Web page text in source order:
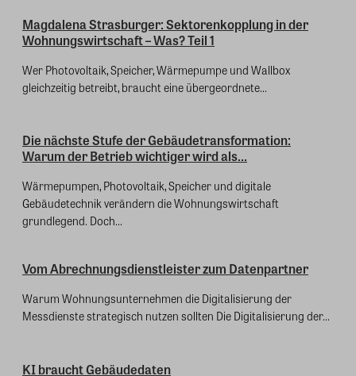
Magdalena Strasburger: Sektorenkopplung in der
Wohnungswirtschaft – Was? Teil 1
Wer Photovoltaik, Speicher, Wärmepumpe und Wallbox
gleichzeitig betreibt, braucht eine übergeordnete...
Die nächste Stufe der Gebäudetransformation:
Warum der Betrieb wichtiger wird als...
Wärmepumpen, Photovoltaik, Speicher und digitale
Gebäudetechnik verändern die Wohnungswirtschaft
grundlegend. Doch...
Vom Abrechnungsdienstleister zum Datenpartner
Warum Wohnungsunternehmen die Digitalisierung der
Messdienste strategisch nutzen sollten Die Digitalisierung der...
KI braucht Gebäudedaten